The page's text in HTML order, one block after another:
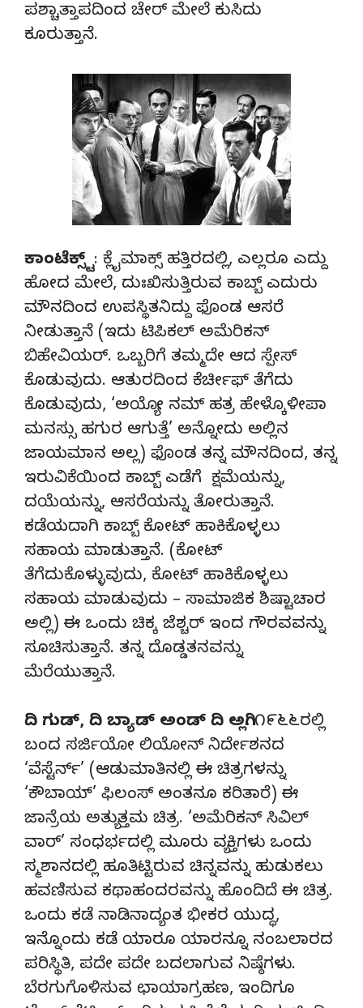
ಪಶ್ಚಾತ್ತಾಪದಿಂದ ಚೇರ್ ಮೇಲೆ ಕುಸಿದು
ಕೂರುತ್ತಾನೆ.
ಕಾಂಟೆಕ್ಸ್ಟ್: ಕ್ಲೈಮಾಕ್ಸ್ ಹತ್ತಿರದಲ್ಲಿ, ಎಲ್ಲರೂ ಎದ್ದು
ಹೋದ ಮೇಲೆ, ದುಃಖಿಸುತ್ತಿರುವ ಕಾಬ್ಬ್ ಎದುರು
ಮೌನದಿಂದ ಉಪಸ್ಥಿತನಿದ್ದು ಫೊಂಡ ಆಸರೆ
ನೀಡುತ್ತಾನೆ (ಇದು ಟಿಪಿಕಲ್ ಅಮೆರಿಕನ್
ಬಿಹೇವಿಯರ್. ಒಬ್ಬರಿಗೆ ತಮ್ಮದೇ ಆದ ಸ್ಪೇಸ್
ಕೊಡುವುದು. ಆತುರದಿಂದ ಕೆರ್ಚೀಫ್ ತೆಗೆದು
ಕೊಡುವುದು, ‘ಅಯ್ಯೋ ನಮ್ ಹತ್ರ ಹೇಳ್ಕೊಳೀಪಾ
ಮನಸ್ಸು ಹಗುರ ಆಗುತ್ತೆ’ ಅನ್ನೋದು ಅಲ್ಲಿನ
ಜಾಯಮಾನ ಅಲ್ಲ) ಫೊಂಡ ತನ್ನ ಮೌನದಿಂದ, ತನ್ನ
ಇರುವಿಕೆಯಿಂದ ಕಾಬ್ಬ್ ಎಡೆಗೆ ಕ್ಷಮೆಯನ್ನು,
ದಯೆಯನ್ನು, ಆಸರೆಯನ್ನು ತೋರುತ್ತಾನೆ.
ಕಡೆಯದಾಗಿ ಕಾಬ್ಬ್ ಕೋಟ್ ಹಾಕಿಕೊಳ್ಳಲು
ಸಹಾಯ ಮಾಡುತ್ತಾನೆ. (ಕೋಟ್
ತೆಗೆದುಕೊಳ್ಳುವುದು, ಕೋಟ್ ಹಾಕಿಕೊಳ್ಳಲು
ಸಹಾಯ ಮಾಡುವುದು – ಸಾಮಾಜಿಕ ಶಿಷ್ಟಾಚಾರ
ಅಲ್ಲಿ) ಈ ಒಂದು ಚಿಕ್ಕ ಜೆಶ್ಚರ್ ಇಂದ ಗೌರವವನ್ನು
ಸೂಚಿಸುತ್ತಾನೆ. ತನ್ನ ದೊಡ್ಡತನವನ್ನು
ಮೆರೆಯುತ್ತಾನೆ.
ದಿ ಗುಡ್, ದಿ ಬ್ಯಾಡ್ ಅಂಡ್ ದಿ ಅಗ್ಲಿ:೧೯೬೬ರಲ್ಲಿ
ಬಂದ ಸರ್ಜಿಯೋ ಲಿಯೋನ್ ನಿರ್ದೇಶನದ
‘ವೆಸ್ಟೆರ್ನ್’ (ಆಡುಮಾತಿನಲ್ಲಿ ಈ ಚಿತ್ರಗಳನ್ನು
‘ಕೌಬಾಯ್’ ಫಿಲಂಸ್ ಅಂತನೂ ಕರಿತಾರೆ) ಈ
ಜಾನ್ರೆಯ ಅತ್ಯುತ್ತಮ ಚಿತ್ರ. ‘ಅಮೆರಿಕನ್ ಸಿವಿಲ್
ವಾರ್’ ಸಂಧರ್ಭದಲ್ಲಿ ಮೂರು ವ್ಯಕ್ತಿಗಳು ಒಂದು
ಸ್ಮಶಾನದಲ್ಲಿ ಹೂತಿಟ್ಟಿರುವ ಚಿನ್ನವನ್ನು ಹುಡುಕಲು
ಹವಣಿಸುವ ಕಥಾಹಂದರವನ್ನು ಹೊಂದಿದೆ ಈ ಚಿತ್ರ.
ಒಂದು ಕಡೆ ನಾಡಿನಾದ್ಯಂತ ಭೀಕರ ಯುದ್ಧ,
ಇನ್ನೊಂದು ಕಡೆ ಯಾರೂ ಯಾರನ್ನೂ ನಂಬಲಾರದ
ಪರಿಸ್ಥಿತಿ, ಪದೇ ಪದೇ ಬದಲಾಗುವ ನಿಷ್ಠೆಗಳು.
ಬೆರಗುಗೊಳಿಸುವ ಛಾಯಾಗ್ರಹಣ, ಇಂದಿಗೂ